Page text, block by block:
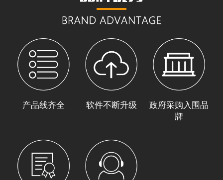
产品线齐全 软件不断升级
政府采购入围品
牌